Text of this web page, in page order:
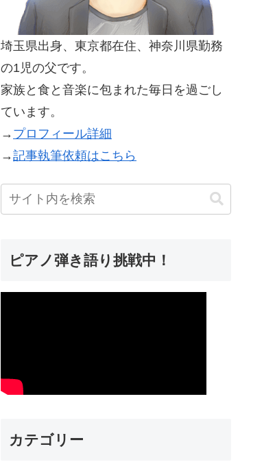
埼玉県出身、東京都在住、神奈川県勤務
の1児の父です。
家族と食と音楽に包まれた毎日を過ごし
ています。
→ プロフィール詳細
→記事執筆依頼はこちら
ピアノ弾き語り挑戦中！
カテゴリー